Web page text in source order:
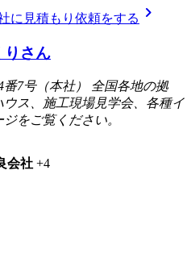
に見積もり依頼をする chevron_right
りさん
7号（本社） 全国各地の拠
ス、施工現場見学会、各種イ
をご覧ください。
会社 +4